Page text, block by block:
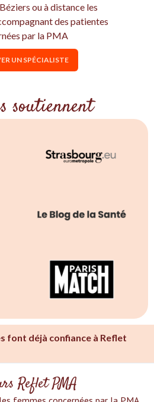
ou à distance les
des patientes
par la PMA
UN SPÉCIALISTE
soutiennent
font déjà confiance à Reflet
Reflet PMA